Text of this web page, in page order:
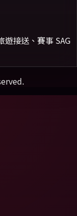
遊接送、賽事 SAG